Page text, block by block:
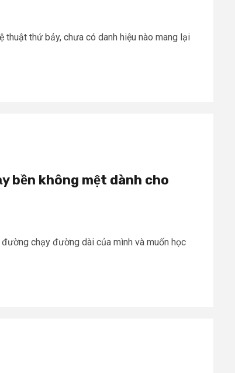
thuật thứ bảy, chưa có danh hiệu nào mang lại
bền không mệt dành cho
chạy đường dài của mình và muốn học